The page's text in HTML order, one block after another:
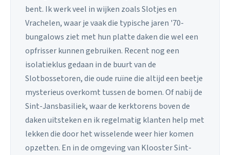
bent. Ik werk veel in wijken zoals Slotjes en
Vrachelen, waar je vaak die typische jaren '70-
bungalows ziet met hun platte daken die wel een
opfrisser kunnen gebruiken. Recent nog een
isolatieklus gedaan in de buurt van de
Slotbossetoren, die oude ruïne die altijd een beetje
mysterieus overkomt tussen de bomen. Of nabij de
Sint-Jansbasiliek, waar de kerktorens boven de
daken uitsteken en ik regelmatig klanten help met
lekken die door het wisselende weer hier komen
opzetten. En in de omgeving van Klooster Sint-